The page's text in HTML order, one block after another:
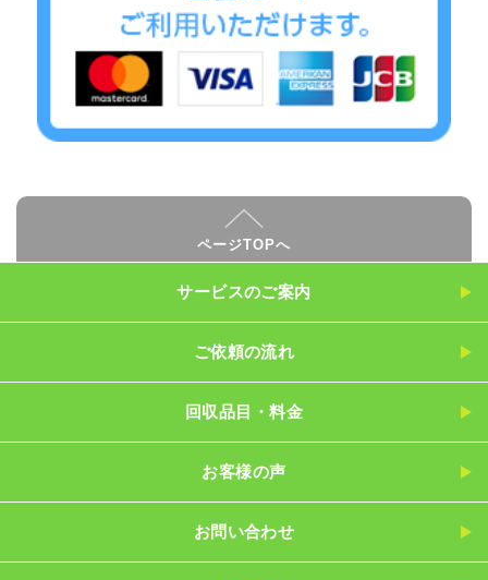
ページTOPへ
サービスのご案内
ご依頼の流れ
回収品目・料金
お客様の声
お問い合わせ